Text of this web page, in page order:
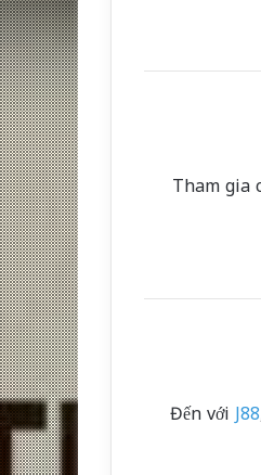
Tham gia
Đến vớiJ88